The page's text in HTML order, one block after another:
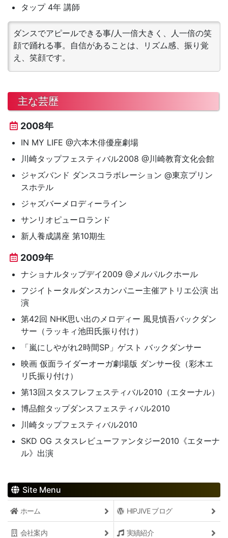
タップ 4年 講師
ダンスでアピールできる事/人一倍大きく、人一倍の笑
顔で踊れる事。自信があることは、リズム感、振り覚
え、笑顔です。
主な芸歴
2008年
IN MY LIFE @六本木俳優座劇場
川崎タップフェスティバル2008 @川崎教育文化会館
ジャズバンド ダンスコラボレーション @東京プリン
スホテル
ジャズバーメロディーライン
サンリオピューロランド
新人養成講座 第10期生
2009年
ナショナルタップデイ2009 @メルパルクホール
フジイトータルダンスカンパニー主催アトリエ公演 出
演
第42回 NHK思い出のメロディー 風見慎吾バックダン
サー（ラッキィ池田氏振り付け）
「嵐にしやがれ2時間SP」ゲスト バックダンサー
映画 仮面ライダーオーガ劇場版 ダンサー役（彩木エ
リ氏振り付け）
第13回スタスフレフェスティバル2010（エターナル）
博品館タップダンスフェスティバル2010
川崎タップフェスティバル2010
SKD OG スタスレビューファンタジー2010《エターナ
ル》出演
Site Menu
ホーム HIPJIVE ブログ
会社案内 実績紹介